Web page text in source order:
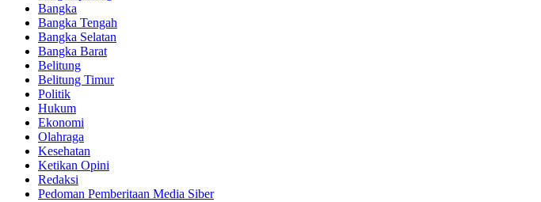
Bangka
Bangka Tengah
Bangka Selatan
Bangka Barat
Belitung
Belitung Timur
Politik
Hukum
Ekonomi
Olahraga
Kesehatan
Ketikan Opini
Redaksi
Pedoman Pemberitaan Media Siber